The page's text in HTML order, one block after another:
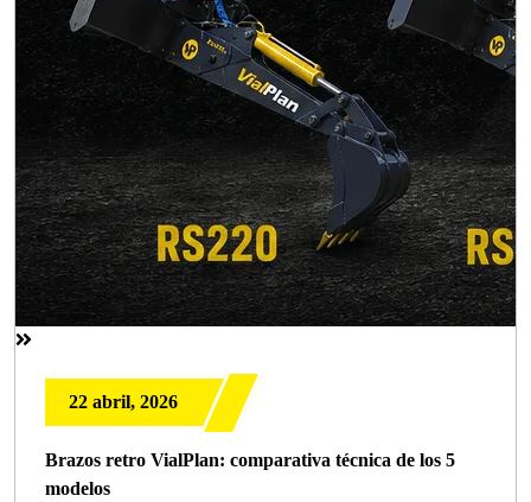
22 abril, 2026
Brazos retro VialPlan: comparativa técnica de los 5
modelos